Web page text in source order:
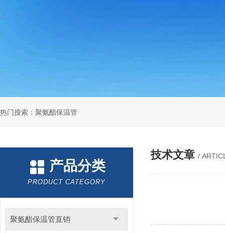
热门搜索：聚氨酯保温管
产品分类
PRODUCT CATEGORY
聚氨酯保温管直销
技术文章 /